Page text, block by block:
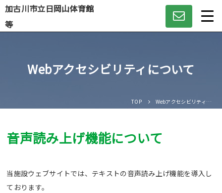
加古川市立日岡山体育館
等
日本語
한글
Webアクセシビリティについて
TOP Webアクセシビリティについて
音声読み上げ機能について
当施設ウェブサイトでは、テキストの音声読み上げ機能を導入し
ております。